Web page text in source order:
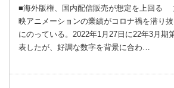
■海外版権、国内配信販売が想定を上回る
映アニメーションの業績がコロナ禍を潜り
にのっている。2022年1月27日に22年3月期
表したが、好調な数字を背景に合わ…